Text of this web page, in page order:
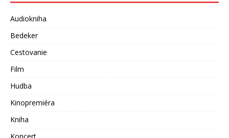
Audiokniha
Bedeker
Cestovanie
Film
Hudba
Kinopremiéra
Kniha
Koncert